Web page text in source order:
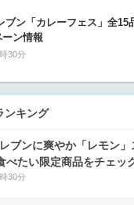
ブン「カレーフェス」全15
ン情報
30分
ンキング
ブンに爽やか「レモン
べたい限定商品をチェッ
30分